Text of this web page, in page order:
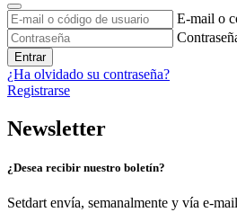
E-mail o
Entrar
¿Ha olvidado su contraseña?
Registrarse
Newsletter
¿Desea recibir nuestro boletín?
Setdart envía, semanalmente y vía e-